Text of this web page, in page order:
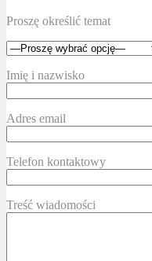
Proszę określić temat
Imię i nazwisko
Adres email
Telefon kontaktowy
Treść wiadomości